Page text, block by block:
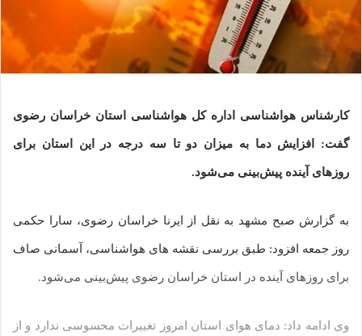
کارشناس هواشناسی اداره کل هواشناسی استان خراسان رضوی
گفت: افزایش دما به میزان دو تا سه درجه در این استان برای
روزهای آینده پیش‌بینی می‌شود.
به گزارش صبح مشهد به نقل از ایرنا خراسان رضوی، سارا حکمی
روز جمعه افزود: طبق بررسی نقشه های هواشناسی، آسمانی صاف
برای روزهای آینده در استان خراسان رضوی پیش‌بینی می‌شود.
وی ادامه داد: دمای هوای استان امروز تغییرات محسوسی ندارد و از